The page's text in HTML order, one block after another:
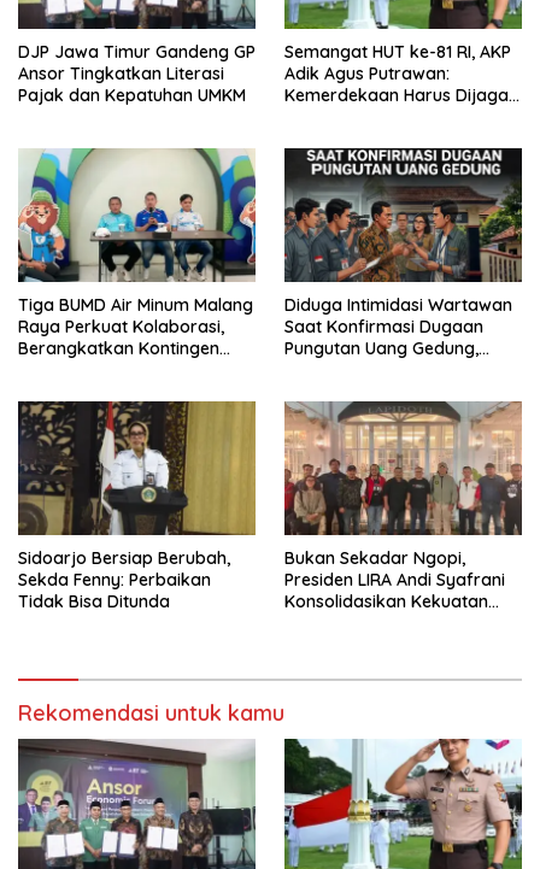
DJP Jawa Timur Gandeng GP
Ansor Tingkatkan Literasi
Pajak dan Kepatuhan UMKM
Semangat HUT ke-81 RI, AKP
Adik Agus Putrawan:
Kemerdekaan Harus Dijaga
Tiga BUMD Air Minum Malang
Raya Perkuat Kolaborasi,
Berangkatkan Kontingen
Diduga Intimidasi Wartawan
Saat Konfirmasi Dugaan
Pungutan Uang Gedung,
Buka suara
Sidoarjo Bersiap Berubah,
Sekda Fenny: Perbaikan
Tidak Bisa Ditunda
Bukan Sekadar Ngopi,
Presiden LIRA Andi Syafrani
Konsolidasikan Kekuatan
Rekomendasi untuk kamu